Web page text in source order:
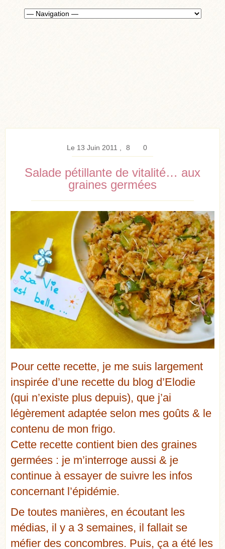
Le 13 Juin 2011 8 0
Salade pétillante de vitalité… aux
graines germées
Pour cette recette, je me suis largement
inspirée d’une recette du blog d’Elodie
(qui n’existe plus depuis), que j’ai
légèrement adaptée selon mes goûts & le
contenu de mon frigo.
Cette recette contient bien des graines
germées : je m’interroge aussi & je
continue à essayer de suivre les infos
concernant l’épidémie.
De toutes manières, en écoutant les
médias, il y a 3 semaines, il fallait se
méfier des concombres. Puis, ça a été les